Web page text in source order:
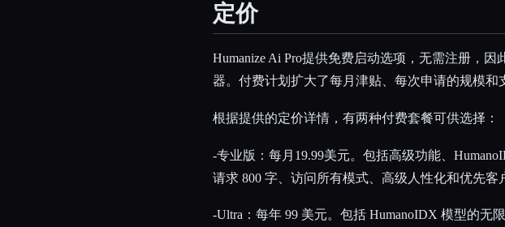
定价
Humanize Ai Pro提供免费启动选项，无需注册，
器。付费计划扩大了每月津贴、每次申请的规模和
根据提供的定价详情，有两种付费套餐可供选择：
-专业版：每月19.99美元。包括高级功能、
请求 800 字、访问所有模式、高级人性化和优先客
-Ultra：每年 99 美元。包括 HumanoIDX 模型的无